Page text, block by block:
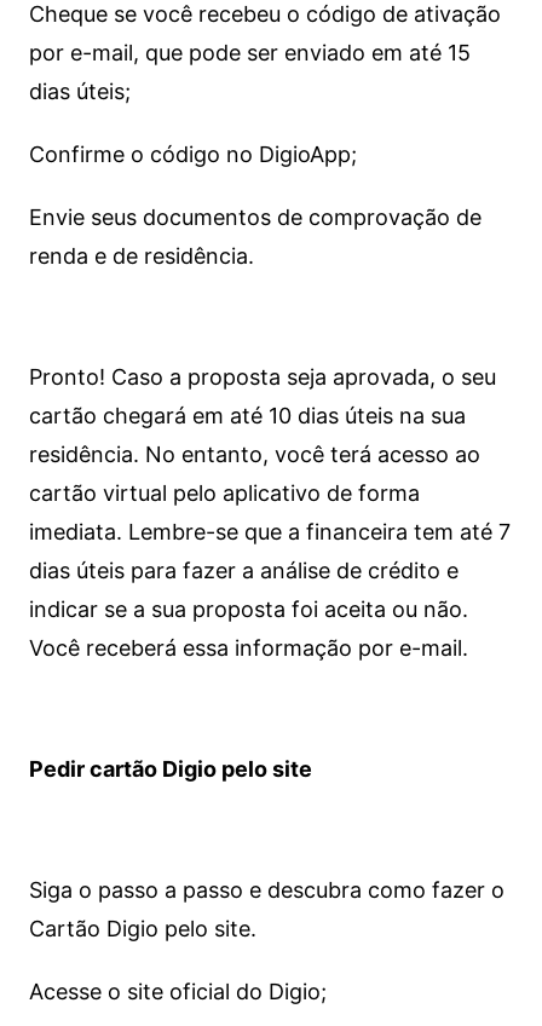
Cheque se você recebeu o código de ativação
por e-mail, que pode ser enviado em até 15
dias úteis;
Confirme o código no DigioApp;
Envie seus documentos de comprovação de
renda e de residência.
Pronto! Caso a proposta seja aprovada, o seu
cartão chegará em até 10 dias úteis na sua
residência. No entanto, você terá acesso ao
cartão virtual pelo aplicativo de forma
imediata. Lembre-se que a financeira tem até 7
dias úteis para fazer a análise de crédito e
indicar se a sua proposta foi aceita ou não.
Você receberá essa informação por e-mail.
Pedir cartão Digio pelo site
Siga o passo a passo e descubra como fazer o
Cartão Digio pelo site.
Acesse o site oficial do Digio;